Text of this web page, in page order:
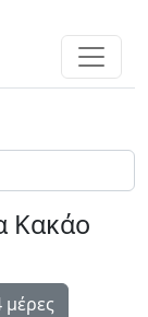
Κακάο
μέρες